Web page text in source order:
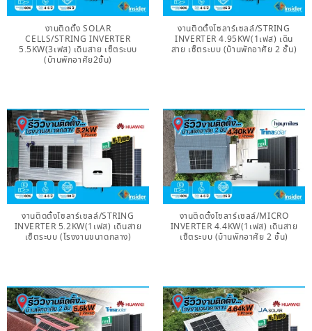
งานติดตั้ง SOLAR
CELLS/STRING INVERTER
5.5KW(3เฟส) เดินสาย เซ็ตระบบ
(บ้านพักอาศัย2ชั้น)
งานติดตั้งโซลาร์เซลล์/STRING
INVERTER 4.95KW(1เฟส) เดิน
สาย เซ็ตระบบ (บ้านพักอาศัย 2 ชั้น)
งานติดตั้งโซลาร์เซลล์/STRING
INVERTER 5.2KW(1เฟส) เดินสาย
เซ็ตระบบ (โรงงานขนาดกลาง)
งานติดตั้งโซลาร์เซลล์/MICRO
INVERTER 4.4KW(1เฟส) เดินสาย
เซ็ตระบบ (บ้านพักอาศัย 2 ชั้น)